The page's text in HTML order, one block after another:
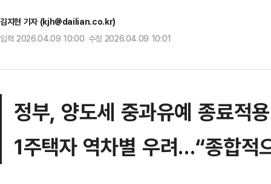
김지현 기자 (kjh@dailian.co.kr)
입력 2026.04.09 10:00 수정 2026.04.09 10:01
정부, 양도세 중과유예 종료적
1주택자 역차별 우려…“종합적